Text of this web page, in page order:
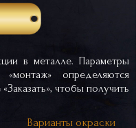
в металле. Параметры
«монтаж» определяются
чтобы получить
Варианты окраски